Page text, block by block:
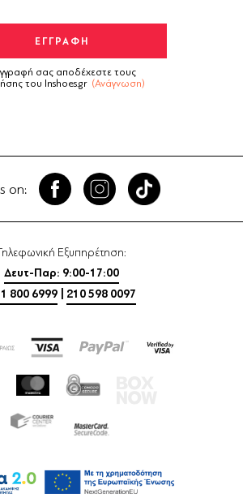
σας αποδέχεστε τους
του Inshoes.gr (Ανάγνωση)
on:
Εξυπηρέτηση:
Δευτ-Παρ: 9:00-17:00
800 6999
210 598 0097